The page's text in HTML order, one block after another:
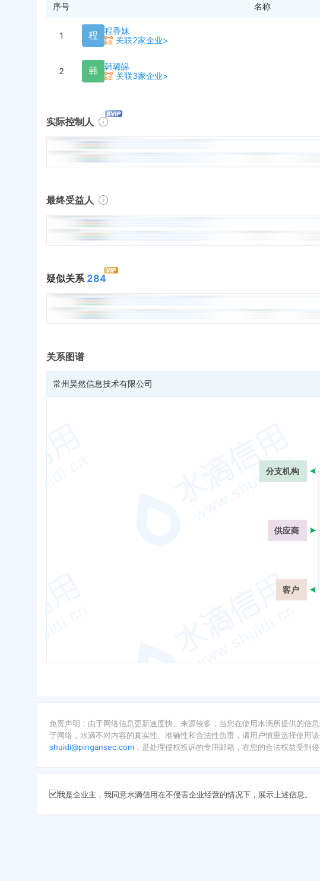
序号 名称
1 程
程香妹
关联2家企业>
2 韩
韩璐皞
关联3家企业>
实际控制人
最终受益人
疑似关系 284
关系图谱
常州昊然信息技术有限公司
分支机构
供应商
客户
免责声明：由于网络信息更新速度快、来源较多，当您在使用水滴所提供的信
于网络，水滴不对内容的真实性、准确性和合法性负责，请用户慎重选择使用
shuidi@pingansec.com ，是处理侵权投诉的专用邮箱，在您的合法权益受到
我是企业主，我同意水滴信用在不侵害企业经营的情况下，展示上述信息。